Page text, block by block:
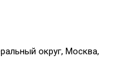
округ, Москва,